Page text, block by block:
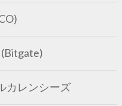
カレンシーズ